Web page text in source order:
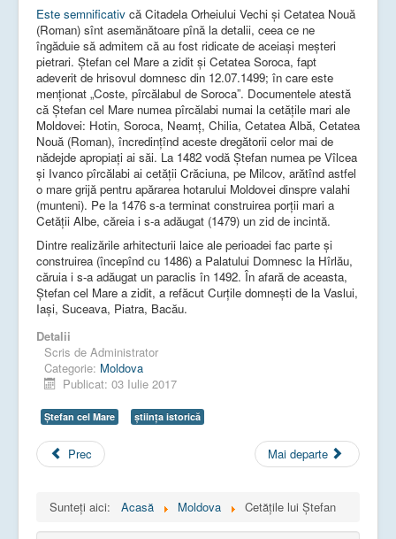
Este semnificativ că Citadela Orheiului Vechi şi Cetatea Nouă
(Roman) sînt asemănătoare pînă la detalii, ceea ce ne
îngăduie să admitem că au fost ridicate de aceiaşi meşteri
pietrari. Ştefan cel Mare a zidit şi Cetatea Soroca, fapt
adeverit de hrisovul domnesc din 12.07.1499; în care este
menţionat „Coste, pîrcălabul de Soroca”. Documentele atestă
că Ştefan cel Mare numea pîrcălabi numai la cetăţile mari ale
Moldovei: Hotin, Soroca, Neamţ, Chilia, Cetatea Albă, Cetatea
Nouă (Roman), încredinţînd aceste dregătorii celor mai de
nădejde apropiaţi ai săi. La 1482 vodă Ştefan numea pe Vîlcea
şi Ivanco pîrcălabi ai cetăţii Crăciuna, pe Milcov, arătînd astfel
o mare grijă pentru apărarea hotarului Moldovei dinspre valahi
(munteni). Pe la 1476 s-a terminat construirea porţii mari a
Cetăţii Albe, căreia i s-a adăugat (1479) un zid de incintă.
Dintre realizările arhitecturii laice ale perioadei fac parte şi
construirea (începînd cu 1486) a Palatului Domnesc la Hîrlău,
căruia i s-a adăugat un paraclis în 1492. În afară de aceasta,
Ştefan cel Mare a zidit, a refăcut Curţile domneşti de la Vaslui,
Iaşi, Suceava, Piatra, Bacău.
Detalii
Scris de Administrator
Categorie: Moldova
Publicat: 03 Iulie 2017
Ştefan cel Mare știința istorică
Prec Mai departe
Sunteți aici: Acasă Moldova Cetățile lui Ștefan